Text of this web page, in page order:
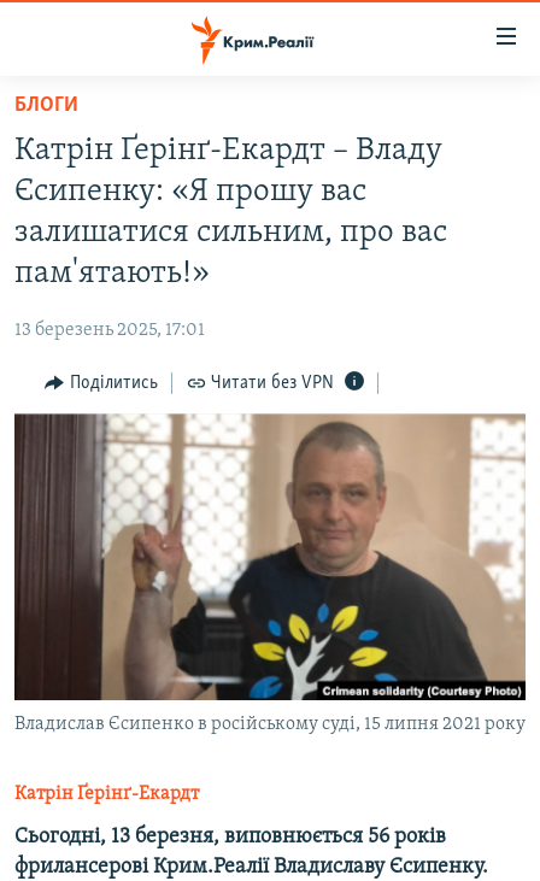
Перейти
основного
матеріалу
до
основної
Перейти
пошуку
ВОДА.КРИМ
ВІДЕО ТА ФОТО
ПОЛІТИКА
ПОГЛЯД
ІНТЕРВ'Ю
ВСЕ ЗА ДЕНЬ
СПЕЦПРОЕКТИ
ДЕПОРТАЦІЯ
ВІДЕОУРОКИ «ELIFBE»
СВІДЧЕННЯ ОКУПАЦІЇ
УКРАЇНСЬКА ПРОБЛЕМА КРИМУ
ЯК ОБІЙТИ БЛОКУВАННЯ
Русский
Усі сайти RFE/RL
БЛОГИ
Катрін Ґерінґ-Екардт – Владу
Єсипенку: «Я прошу вас
залишатися сильним, про вас
пам'ятають!»
13 березень 2025, 17:01
Поділитись Читати без VPN
Владислав Єсипенко в російському суді, 15 липня 2021 року
Катрін Ґерінґ-Екардт
Сьогодні, 13 березня, виповнюється 56 років
фрилансерові Крим.Реалії Владиславу Єсипенку.